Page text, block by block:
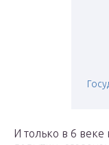
И только в 6 веке